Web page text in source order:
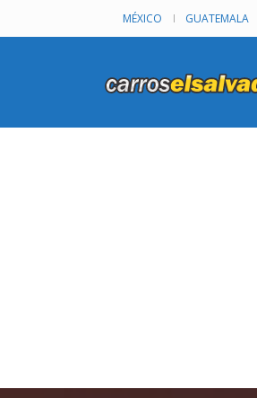
MÉXICO GUATEMALA